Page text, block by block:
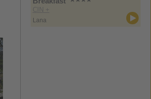
CIN +
Lana